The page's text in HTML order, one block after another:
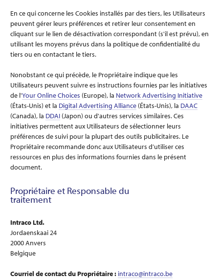
En ce qui concerne les Cookies installés par des tiers, les Utilisateurs
peuvent gérer leurs préférences et retirer leur consentement en
cliquant sur le lien de désactivation correspondant (s'il est prévu), en
utilisant les moyens prévus dans la politique de confidentialité du
tiers ou en contactant le tiers.
Nonobstant ce qui précède, le Propriétaire indique que les
Utilisateurs peuvent suivre es instructions fournies par les initiatives
de l'Your Online Choices (Europe), la Network Advertising Initiative
(États-Unis) et la Digital Advertising Alliance (États-Unis), la DAAC
(Canada), la DDAI (Japon) ou d'autres services similaires. Ces
initiatives permettent aux Utilisateurs de sélectionner leurs
préférences de suivi pour la plupart des outils publicitaires. Le
Propriétaire recommande donc aux Utilisateurs d’utiliser ces
ressources en plus des informations fournies dans le présent
document.
Propriétaire et Responsable du
traitement
Intraco Ltd.
Jordaenskaai 24
2000 Anvers
Belgique
Courriel de contact du Propriétaire : intraco@intraco.be